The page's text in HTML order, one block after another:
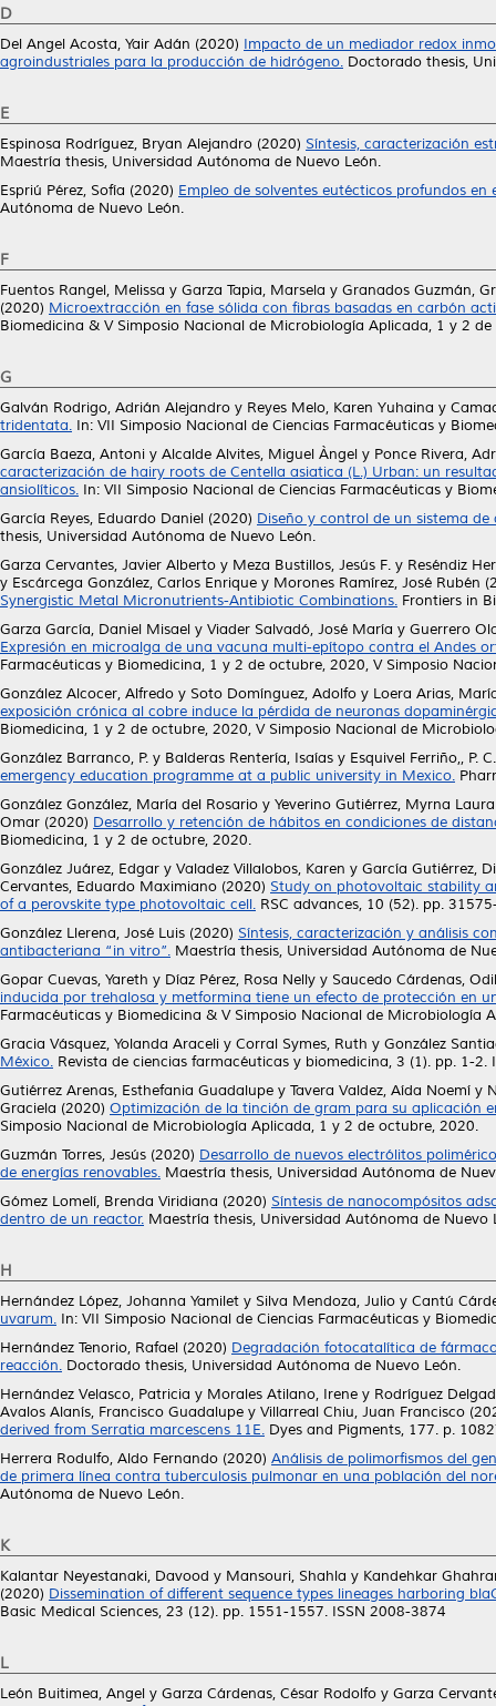
D
Del Angel Acosta, Yair Adán (2020) Impacto de un mediador redox
agroindustriales para la producción de hidrógeno. Doctorado thesis,
E
Espinosa Rodríguez, Bryan Alejandro (2020) Síntesis, caracterización
Maestría thesis, Universidad Autónoma de Nuevo León.
Espriú Pérez, Sofía (2020) Empleo de solventes eutécticos profundos
Autónoma de Nuevo León.
F
Fuentos Rangel, Melissa y Garza Tapia, Marsela y Granados Guzmán,
(2020) Microextracción en fase sólida con fibras basadas en carbón
Biomedicina & V Simposio Nacional de Microbiología Aplicada, 1 y 2
G
Galván Rodrigo, Adrián Alejandro y Reyes Melo, Karen Yuhaina y
tridentata. In: VII Simposio Nacional de Ciencias Farmacéuticas y
García Baeza, Antoni y Alcalde Alvites, Miguel Àngel y Ponce Rivera,
caracterización de hairy roots de Centella asiatica (L.) Urban: un
ansiolíticos. In: VII Simposio Nacional de Ciencias Farmacéuticas y
García Reyes, Eduardo Daniel (2020) Diseño y control de un sistema
thesis, Universidad Autónoma de Nuevo León.
Garza Cervantes, Javier Alberto y Meza Bustillos, Jesús F. y Reséndiz
y Escárcega González, Carlos Enrique y Morones Ramírez, José Rubén
Synergistic Metal Micronutrients-Antibiotic Combinations. Frontiers in
Garza García, Daniel Misael y Viader Salvadó, José María y Guerrero
Expresión en microalga de una vacuna multi-epítopo contra el Andes
Farmacéuticas y Biomedicina, 1 y 2 de octubre, 2020, V Simposio
González Alcocer, Alfredo y Soto Domínguez, Adolfo y Loera Arias,
exposición crónica al cobre induce la pérdida de neuronas
Biomedicina, 1 y 2 de octubre, 2020, V Simposio Nacional de
González Barranco, P. y Balderas Rentería, Isaías y Esquivel Ferriño,, P. C.
emergency education programme at a public university in Mexico.
González González, María del Rosario y Yeverino Gutiérrez, Myrna Laura
Omar (2020) Desarrollo y retención de hábitos en condiciones de
Biomedicina, 1 y 2 de octubre, 2020.
González Juárez, Edgar y Valadez Villalobos, Karen y García Gutiérrez,
Cervantes, Eduardo Maximiano (2020) Study on photovoltaic stability
of a perovskite type photovoltaic cell. RSC advances, 10 (52). pp.
González Llerena, José Luis (2020) Síntesis, caracterización y análisis
antibacteriana “in vitro”. Maestría thesis, Universidad Autónoma de
Gopar Cuevas, Yareth y Díaz Pérez, Rosa Nelly y Saucedo Cárdenas,
inducida por trehalosa y metformina tiene un efecto de protección en
Farmacéuticas y Biomedicina & V Simposio Nacional de Microbiología
Gracia Vásquez, Yolanda Araceli y Corral Symes, Ruth y González
México. Revista de ciencias farmacéuticas y biomedicina, 3 (1). pp. 1-2.
Gutiérrez Arenas, Esthefania Guadalupe y Tavera Valdez, Aída Noemí y
Graciela (2020) Optimización de la tinción de gram para su aplicación
Simposio Nacional de Microbiología Aplicada, 1 y 2 de octubre, 2020.
Guzmán Torres, Jesús (2020) Desarrollo de nuevos electrólitos
de energías renovables. Maestría thesis, Universidad Autónoma de
Gómez Lomelí, Brenda Viridiana (2020) Síntesis de nanocompósitos
dentro de un reactor. Maestría thesis, Universidad Autónoma de Nuevo
H
Hernández López, Johanna Yamilet y Silva Mendoza, Julio y Cantú
uvarum. In: VII Simposio Nacional de Ciencias Farmacéuticas y
Hernández Tenorio, Rafael (2020) Degradación fotocatalítica de
reacción. Doctorado thesis, Universidad Autónoma de Nuevo León.
Hernández Velasco, Patricia y Morales Atilano, Irene y Rodríguez
Avalos Alanís, Francisco Guadalupe y Villarreal Chiu, Juan Francisco
derived from Serratia marcescens 11E. Dyes and Pigments, 177. p.
Herrera Rodulfo, Aldo Fernando (2020) Análisis de polimorfismos del
de primera línea contra tuberculosis pulmonar en una población del
Autónoma de Nuevo León.
K
Kalantar Neyestanaki, Davood y Mansouri, Shahla y Kandehkar
(2020) Dissemination of different sequence types lineages harboring
Basic Medical Sciences, 23 (12). pp. 1551-1557. ISSN 2008-3874
L
León Buitimea, Angel y Garza Cárdenas, César Rodolfo y Garza